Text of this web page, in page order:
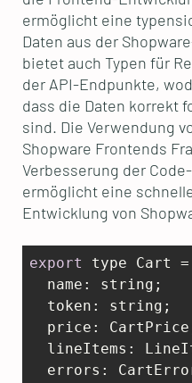
ermöglicht eine
Daten aus der
bietet auch Typen für
der API-Endpunkte,
dass die Daten korrekt
sind. Die Verwendung
Shopware Frontends
Verbesserung der
ermöglicht eine
Entwicklung von
export type Cart
name : string;
  token: string;
price:
lineItems:
errors: